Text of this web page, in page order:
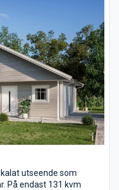
utseende som
På endast 131 kvm